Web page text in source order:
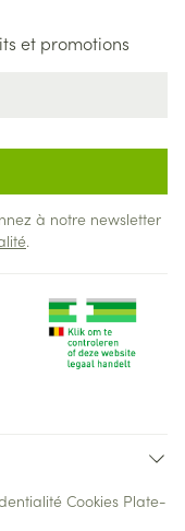
et promotions
à notre newsletter
.
Cookies Plate-